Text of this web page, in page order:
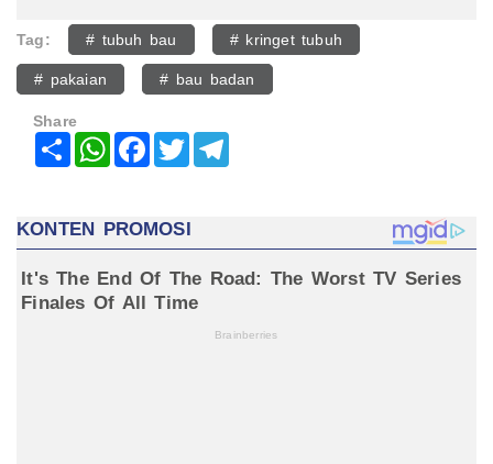
Tag: # tubuh bau # kringet tubuh
# pakaian # bau badan
Share
Share WhatsAppFacebook
Twitter